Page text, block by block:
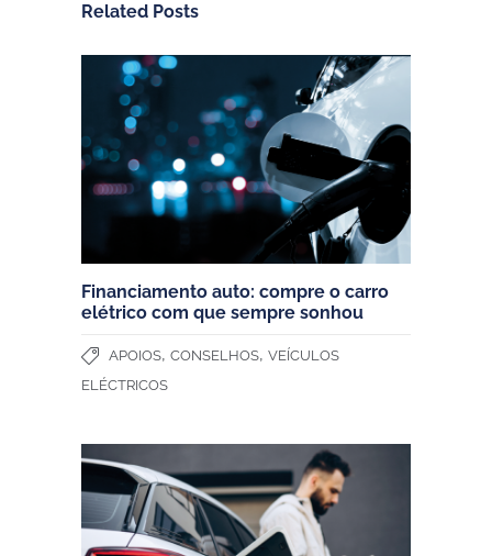
Related Posts
Financiamento auto: compre o carro
elétrico com que sempre sonhou
APOIOS, CONSELHOS, VEÍCULOS
ELÉCTRICOS